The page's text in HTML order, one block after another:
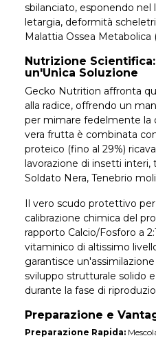
sbilanciato, esponendo
letargia, deformità
Malattia Ossea Metabolica
Nutrizione
un'Unica Soluzione
Gecko Nutrition affronta
alla radice, offrendo un
per mimare fedelmente la
vera frutta è combinata
proteico (fino al 29%)
lavorazione di insetti interi,
Soldato Nera, Tenebrio
Il vero scudo protettivo
calibrazione chimica del
rapporto Calcio/Fosforo a
vitaminico di altissimo
garantisce
sviluppo strutturale solido
durante la fase di
Preparazione e
Preparazione Rapida: